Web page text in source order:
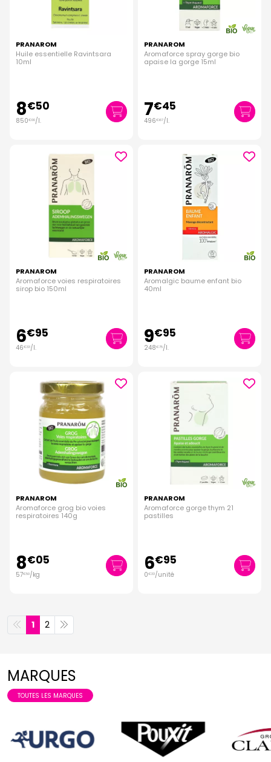
PRANAROM
Huile essentielle Ravintsara
10ml
8€50
850€00/l.
PRANAROM
Aromaforce spray gorge bio
apaise la gorge 15ml
7€45
496€67/l.
PRANAROM
Aromaforce voies respiratoires
sirop bio 150ml
6€95
46€33/l.
PRANAROM
Aromalgic baume enfant bio
40ml
9€95
248€75/l.
PRANAROM
Aromaforce grog bio voies
respiratoires 140g
8€05
57€50/kg
PRANAROM
Aromaforce gorge thym 21
pastilles
6€95
0€33/unité
1 2
MARQUES
TOUTES LES MARQUES